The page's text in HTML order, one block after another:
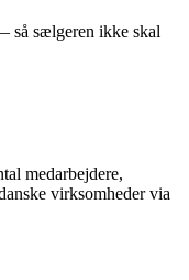
så sælgeren ikke skal
medarbejdere,
virksomheder via